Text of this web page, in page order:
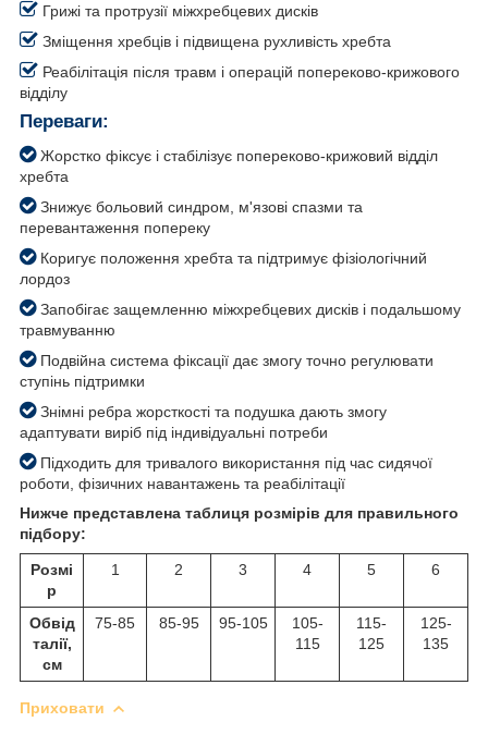
Грижі та протрузії міжхребцевих дисків
Зміщення хребців і підвищена рухливість хребта
Реабілітація після травм і операцій попереково-крижового
відділу
Переваги:
Жорстко фіксує і стабілізує попереково-крижовий відділ
хребта
Знижує больовий синдром, м'язові спазми та
перевантаження попереку
Коригує положення хребта та підтримує фізіологічний
лордоз
Запобігає защемленню міжхребцевих дисків і подальшому
травмуванню
Подвійна система фіксації дає змогу точно регулювати
ступінь підтримки
Знімні ребра жорсткості та подушка дають змогу
адаптувати виріб під індивідуальні потреби
Підходить для тривалого використання під час сидячої
роботи, фізичних навантажень та реабілітації
Нижче представлена таблиця розмірів для правильного
підбору:
Розмі
р
1 2 3 4 5 6
Обвід
талії,
см
75-85 85-95 95-105
105-
115
115-
125
125-
135
Приховати